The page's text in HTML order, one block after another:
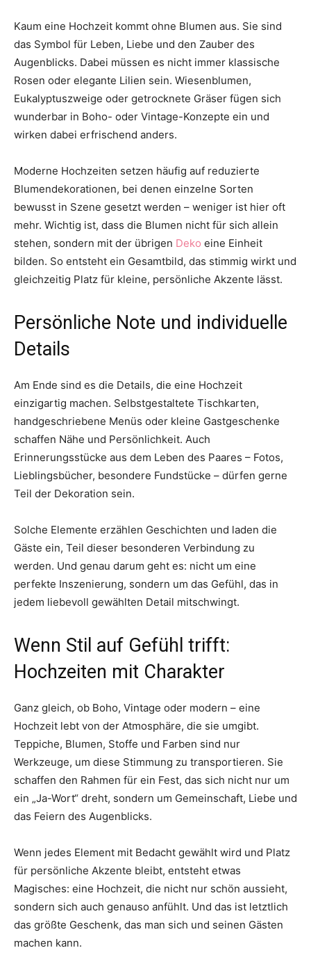
Kaum eine Hochzeit kommt ohne Blumen aus. Sie sind
das Symbol für Leben, Liebe und den Zauber des
Augenblicks. Dabei müssen es nicht immer klassische
Rosen oder elegante Lilien sein. Wiesenblumen,
Eukalyptuszweige oder getrocknete Gräser fügen sich
wunderbar in Boho- oder Vintage-Konzepte ein und
wirken dabei erfrischend anders.
Moderne Hochzeiten setzen häufig auf reduzierte
Blumendekorationen, bei denen einzelne Sorten
bewusst in Szene gesetzt werden – weniger ist hier oft
mehr. Wichtig ist, dass die Blumen nicht für sich allein
stehen, sondern mit der übrigen Deko eine Einheit
bilden. So entsteht ein Gesamtbild, das stimmig wirkt und
gleichzeitig Platz für kleine, persönliche Akzente lässt.
Persönliche Note und individuelle
Details
Am Ende sind es die Details, die eine Hochzeit
einzigartig machen. Selbstgestaltete Tischkarten,
handgeschriebene Menüs oder kleine Gastgeschenke
schaffen Nähe und Persönlichkeit. Auch
Erinnerungsstücke aus dem Leben des Paares – Fotos,
Lieblingsbücher, besondere Fundstücke – dürfen gerne
Teil der Dekoration sein.
Solche Elemente erzählen Geschichten und laden die
Gäste ein, Teil dieser besonderen Verbindung zu
werden. Und genau darum geht es: nicht um eine
perfekte Inszenierung, sondern um das Gefühl, das in
jedem liebevoll gewählten Detail mitschwingt.
Wenn Stil auf Gefühl trifft:
Hochzeiten mit Charakter
Ganz gleich, ob Boho, Vintage oder modern – eine
Hochzeit lebt von der Atmosphäre, die sie umgibt.
Teppiche, Blumen, Stoffe und Farben sind nur
Werkzeuge, um diese Stimmung zu transportieren. Sie
schaffen den Rahmen für ein Fest, das sich nicht nur um
ein „Ja-Wort“ dreht, sondern um Gemeinschaft, Liebe und
das Feiern des Augenblicks.
Wenn jedes Element mit Bedacht gewählt wird und Platz
für persönliche Akzente bleibt, entsteht etwas
Magisches: eine Hochzeit, die nicht nur schön aussieht,
sondern sich auch genauso anfühlt. Und das ist letztlich
das größte Geschenk, das man sich und seinen Gästen
machen kann.